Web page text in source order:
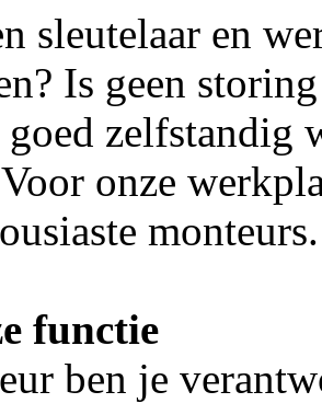
sleutelaar en
Is geen
zelfstandig
onze
monteurs.
functie
ben je